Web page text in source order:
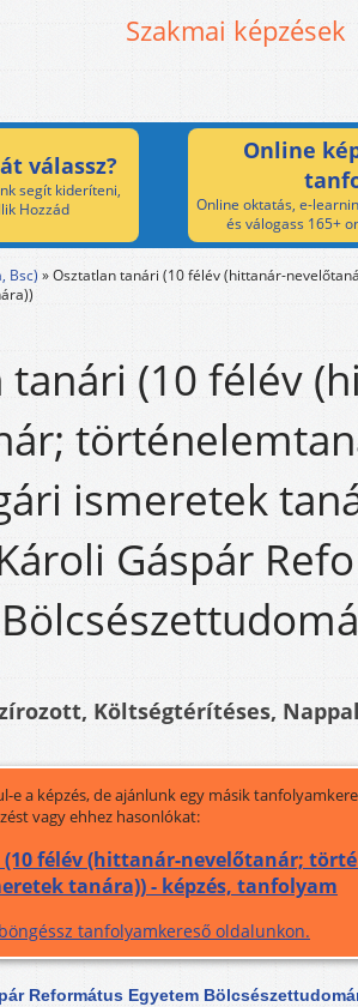
Szakmai képzések
válassz?
segít kideríteni,
Hozzád
Online
Online oktatás, e-
és válogass 165+
Bsc) »Osztatlan tanári (10 félév (hittanár-
tanári (10 félév
ismeretek
Gáspár
Költségtérítéses,
e a képzés, de ajánlunk egy másik
vagy ehhez hasonlókat:
félév (hittanár-nevelőtanár;
tanára)) - képzés, tanfolyam
tanfolyamkereső oldalunkon.
Református Egyetem